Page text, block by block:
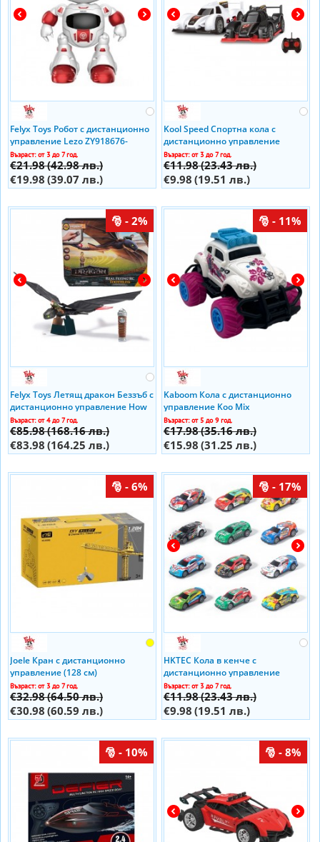
Felyx Toys Робот с дистанционно
управление Lezo ZY918676-
99333-2
Възраст: от 3 до 7 год.
€21.98(42.98 лв.)
€19.98 (39.07 лв.)
Kool Speed Спортна кола с
дистанционно управление
Възраст: от 3 до 7 год.
€11.98(23.43 лв.)
€9.98 (19.51 лв.)
- 2%
Felyx Toys Летящ дракон Беззъб с
дистанционно управление How
To Train You Dragon
Възраст: от 4 до 7 год.
€85.98(168.16 лв.)
€83.98 (164.25 лв.)
- 11%
Kaboom Кола с дистанционно
управление Koo Mix
Възраст: от 5 до 9 год.
€17.98(35.16 лв.)
€15.98 (31.25 лв.)
- 6%
Joele Кран с дистанционно
управление (128 см)
Възраст: от 3 до 7 год.
€32.98(64.50 лв.)
€30.98 (60.59 лв.)
- 17%
HKTEC Кола в кенче с
дистанционно управление
Възраст: от 3 до 7 год.
€11.98(23.43 лв.)
€9.98 (19.51 лв.)
- 10% - 8%